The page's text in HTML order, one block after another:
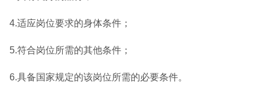
4.适应岗位要求的身体条件；
5.符合岗位所需的其他条件；
6.具备国家规定的该岗位所需的必要条件。